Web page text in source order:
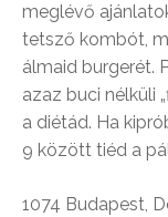
meglévő
tetsző kombót,
álmaid burgerét.
azaz buci nélküli
a diétád. Ha
9 között tiéd a
1074 Budapest,